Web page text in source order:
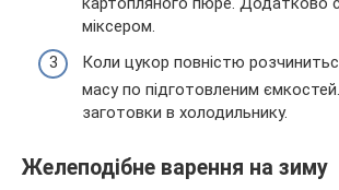
міксером.
Коли цукор повністю
масу по підготовленим
заготовки в холодильнику.
Желеподібне варення на зиму